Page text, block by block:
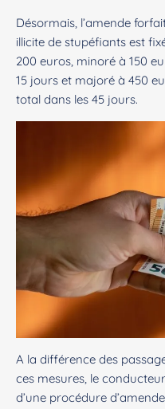
Désormais, l’amende
illicite de stupéfiants est
200 euros, minoré à 150
15 jours et majoré à 450
total dans les 45 jours.
A la différence des
ces mesures, le
d’une procédure